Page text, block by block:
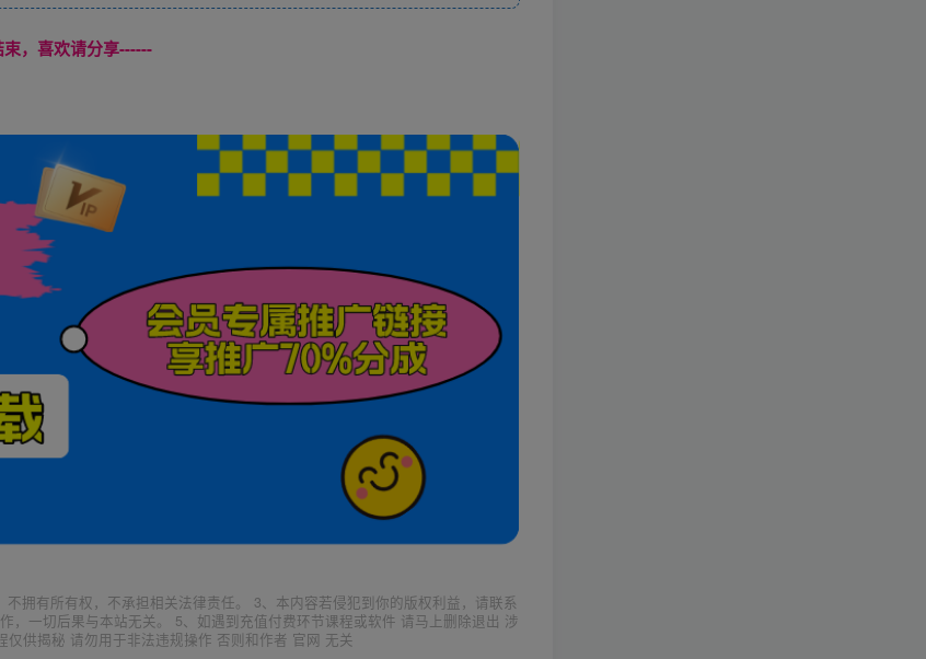
，喜欢请分享------
拥有所有权，不承担相关法律责任。 3、本内容若侵犯到你的版权利益，请联系
一切后果与本站无关。 5、如遇到充值付费环节课程或软件 请马上删除退出 涉
供揭秘 请勿用于非法违规操作 否则和作者 官网 无关